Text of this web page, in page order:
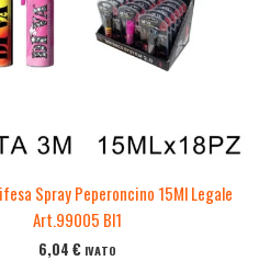
Spray Peperoncino 15Ml Legale
Art.99005 Bl1
6,04 € IVATO